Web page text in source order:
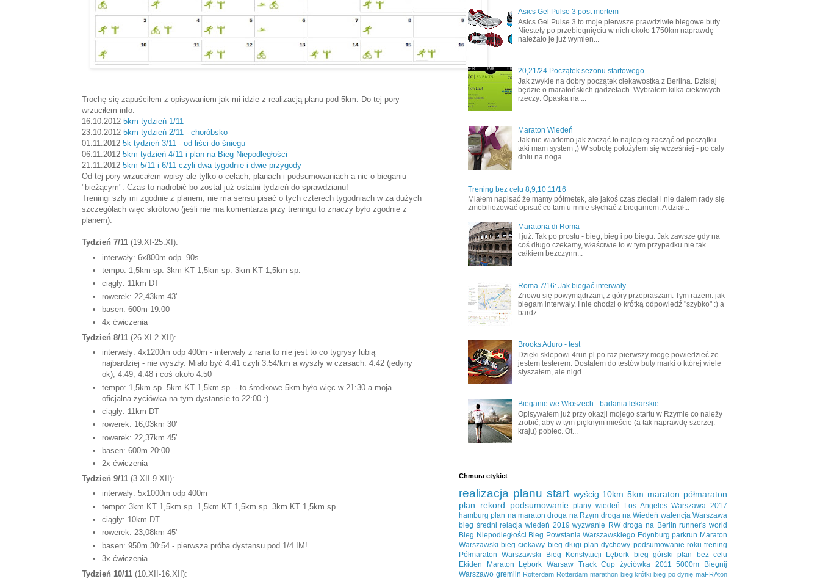
Trochę się zapuściłem z opisywaniem jak mi idzie z realizacją planu pod 5km. Do tej pory
wrzuciłem info:
16.10.2012 5km tydzień 1/11
23.10.2012 5km tydzień 2/11 - choróbsko
01.11.2012 5k tydzień 3/11 - od liści do śniegu
06.11.2012 5km tydzień 4/11 i plan na Bieg Niepodległości
21.11.2012 5km 5/11 i 6/11 czyli dwa tygodnie i dwie przygody
Od tej pory wrzucałem wpisy ale tylko o celach, planach i podsumowaniach a nic o bieganiu
"bieżącym". Czas to nadrobić bo został już ostatni tydzień do sprawdzianu!
Treningi szły mi zgodnie z planem, nie ma sensu pisać o tych czterech tygodniach w za dużych
szczegółach więc skrótowo (jeśli nie ma komentarza przy treningu to znaczy było zgodnie z
planem):
Tydzień 7/11 (19.XI-25.XI):
interwały: 6x800m odp. 90s.
tempo: 1,5km sp. 3km KT 1,5km sp. 3km KT 1,5km sp.
ciągły: 11km DT
rowerek: 22,43km 43'
basen: 600m 19:00
4x ćwiczenia
Tydzień 8/11 (26.XI-2.XII):
interwały: 4x1200m odp 400m - interwały z rana to nie jest to co tygrysy lubią
najbardziej - nie wyszły. Miało być 4:41 czyli 3:54/km a wyszły w czasach: 4:42 (jedyny
ok), 4:49, 4:48 i coś około 4:50
tempo: 1,5km sp. 5km KT 1,5km sp. - to środkowe 5km było więc w 21:30 a moja
oficjalna życiówka na tym dystansie to 22:00 :)
ciągły: 11km DT
rowerek: 16,03km 30'
rowerek: 22,37km 45'
basen: 600m 20:00
2x ćwiczenia
Tydzień 9/11 (3.XII-9.XII):
interwały: 5x1000m odp 400m
tempo: 3km KT 1,5km sp. 1,5km KT 1,5km sp. 3km KT 1,5km sp.
ciągły: 10km DT
rowerek: 23,08km 45'
basen: 950m 30:54 - pierwsza próba dystansu pod 1/4 IM!
3x ćwiczenia
Tydzień 10/11 (10.XII-16.XII):
Asics Gel Pulse 3 post mortem
Asics Gel Pulse 3 to moje pierwsze prawdziwie biegowe buty.
Niestety po przebiegnięciu w nich około 1750km naprawdę
należało je już wymien...
20,21/24 Początek sezonu startowego
Jak zwykle na dobry początek ciekawostka z Berlina. Dzisiaj
będzie o maratońskich gadżetach. Wybrałem kilka ciekawych
rzeczy: Opaska na ...
Maraton Wiedeń
Jak nie wiadomo jak zacząć to najlepiej zacząć od początku -
taki mam system ;) W sobotę położyłem się wcześniej - po cały
dniu na noga...
Trening bez celu 8,9,10,11/16
Miałem napisać że mamy półmetek, ale jakoś czas zleciał i nie dałem rady się
zmobiliozować opisać co tam u mnie słychać z bieganiem. A dział...
Maratona di Roma
I już. Tak po prostu - bieg, bieg i po biegu. Jak zawsze gdy na
coś długo czekamy, właściwie to w tym przypadku nie tak
całkiem bezczynn...
Roma 7/16: Jak biegać interwały
Znowu się powymądrzam, z góry przepraszam. Tym razem: jak
biegam interwały. I nie chodzi o krótką odpowiedź "szybko" :) a
bardz...
Brooks Aduro - test
Dzięki sklepowi 4run.pl po raz pierwszy mogę powiedzieć że
jestem testerem. Dostałem do testów buty marki o której wiele
słyszałem, ale nigd...
Bieganie we Włoszech - badania lekarskie
Opisywałem już przy okazji mojego startu w Rzymie co należy
zrobić, aby w tym pięknym mieście (a tak naprawdę szerzej:
kraju) pobiec. Ot...
Chmura etykiet
realizacja planu start wyścig 10km 5km maraton półmaraton
plan
rekord podsumowanie plany wiedeń Los Angeles Warszawa 2017
hamburg plan na maraton droga na Rzym droga na Wiedeń walencja Warszawa
bieg średni relacja wiedeń 2019 wyzwanie RW droga na Berlin runner's world
Bieg Niepodległości Bieg Powstania Warszawskiego Edynburg parkrun Maraton
Warszawski bieg ciekawy bieg długi plan dychowy podsumowanie roku trening
Półmaraton Warszawski
Bieg Konstytucji Lębork bieg górski
plan bez celu
Ekiden
Maraton Lębork Warsaw Track Cup życiówka 2011 5000m
Biegnij
Warszawo gremlin Rotterdam Rotterdam marathon bieg krótki bieg po dynię maFRAton